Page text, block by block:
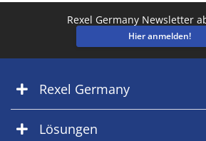
Rexel Germany Newsletter
Hier anmelden!
Rexel Germany
Lösungen